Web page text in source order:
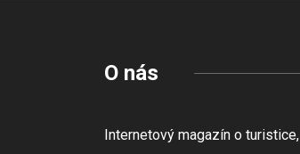
O nás
Internetový magazín o turistice,